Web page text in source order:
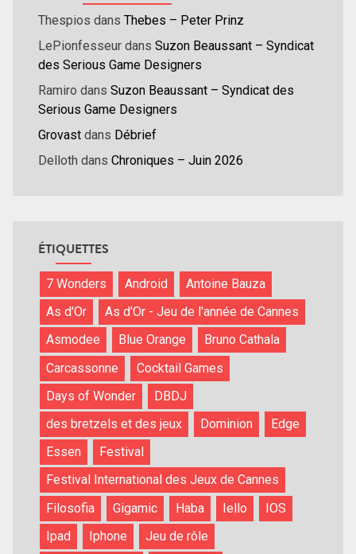
Thespios dans Thebes – Peter Prinz
LePionfesseur dans Suzon Beaussant – Syndicat
des Serious Game Designers
Ramiro dans Suzon Beaussant – Syndicat des
Serious Game Designers
Grovast dans Débrief
Delloth dans Chroniques – Juin 2026
ÉTIQUETTES
7 Wonders Android
Antoine Bauza
As d'Or
As d'Or - Jeu de l'année de Cannes
Asmodee
Blue Orange
Bruno Cathala
Carcassonne
Cocktail Games
Days of Wonder
DBDJ
des bretzels et des jeux
Dominion
Edge
Essen
Festival
Festival International des Jeux de Cannes
Filosofia
Gigamic Haba Iello
IOS
Ipad
Iphone
Jeu de rôle